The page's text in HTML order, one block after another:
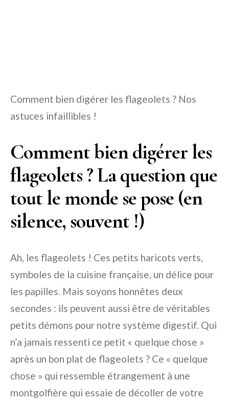
Comment bien digérer les flageolets ? Nos
astuces infaillibles !
Comment bien digérer les
flageolets ? La question que
tout le monde se pose (en
silence, souvent !)
Ah, les flageolets ! Ces petits haricots verts,
symboles de la cuisine française, un délice pour
les papilles. Mais soyons honnêtes deux
secondes : ils peuvent aussi être de véritables
petits démons pour notre système digestif. Qui
n’a jamais ressenti ce petit « quelque chose »
après un bon plat de flageolets ? Ce « quelque
chose » qui ressemble étrangement à une
montgolfière qui essaie de décoller de votre